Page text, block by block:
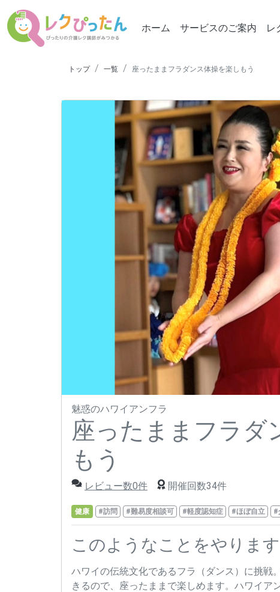
ホーム サービスのご案内 レ
トップ 一覧 座ったままフラダンス体操を楽しもう
座ったままフラダ
もう
魅惑のハワイアンフラ
レビュー数0件 開催回数34件
健康 #訪問 #難易度相談可 #軽度認知症 #ほぼ自立 #
このようなことをやります
ハワイの伝統文化であるフラ（ダンス）に挑戦
きるので、座ったままで楽しめます。ハワイア